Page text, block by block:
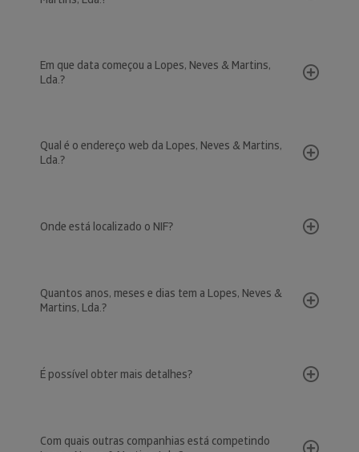
Em que data começou a Lopes, Neves & Martins,
Lda.?
Qual é o endereço web da Lopes, Neves & Martins,
Lda.?
Onde está localizado o NIF?
Quantos anos, meses e dias tem a Lopes, Neves &
Martins, Lda.?
É possível obter mais detalhes?
Com quais outras companhias está competindo